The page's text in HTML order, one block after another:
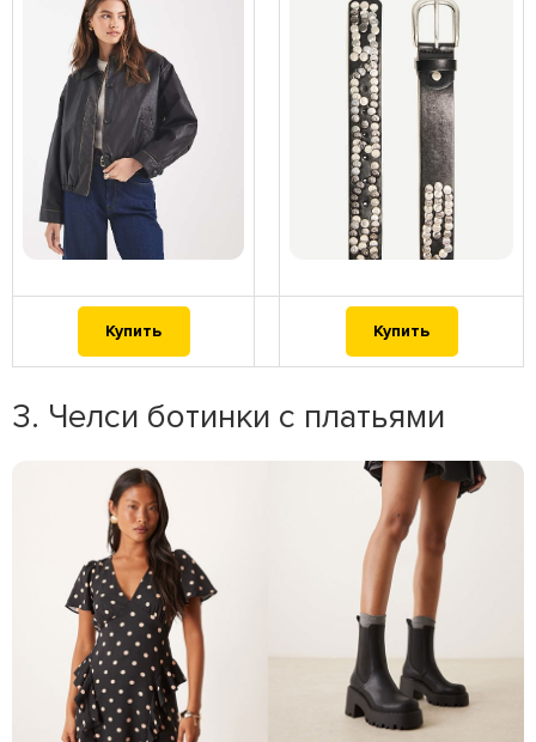
Купить Купить
3. Челси ботинки с платьями